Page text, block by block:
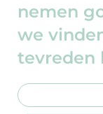
nemen
we
tevreden